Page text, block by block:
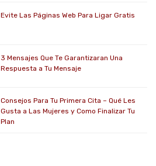
Evite Las Páginas Web Para Ligar Gratis
3 Mensajes Que Te Garantizaran Una
Respuesta a Tu Mensaje
Consejos Para Tu Primera Cita – Qué Les
Gusta a Las Mujeres y Como Finalizar Tu
Plan